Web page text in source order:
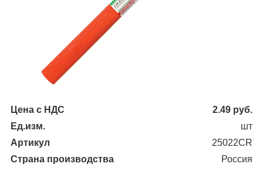
Цена с НДС 2.49 руб.
Ед.изм.
шт
Артикул
25022CR
Страна производства
Россия